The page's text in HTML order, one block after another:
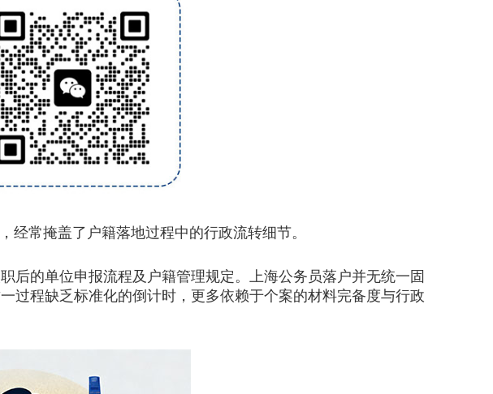
常掩盖了户籍落地过程中的行政流转细节。
的单位申报流程及户籍管理规定。上海公务员落户并无统一固
过程缺乏标准化的倒计时，更多依赖于个案的材料完备度与行政